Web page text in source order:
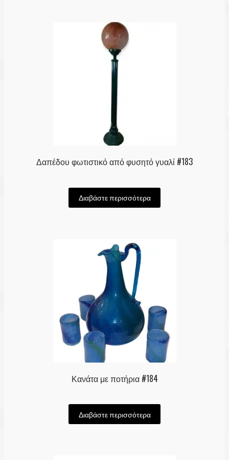
Δαπέδου φωτιστικό από φυσητό γυαλί #183
Διαβάστε περισσότερα
Κανάτα με ποτήρια #184
Διαβάστε περισσότερα